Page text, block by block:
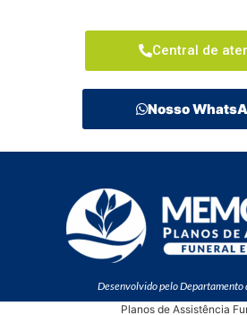
Central de
Nosso
Desenvolvido pelo Departamento
Planos de Assistência